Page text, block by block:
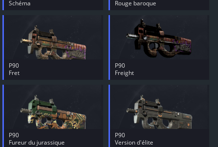
Schéma Rouge baroque
P90
Fret
P90
Freight
P90
Fureur du jurassique
P90
Version d'élite